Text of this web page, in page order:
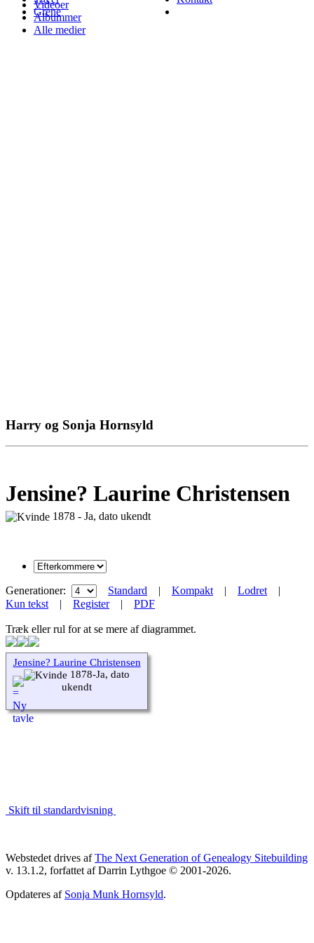
Videoer
Albummer
Alle medier
Grene
Harry og Sonja Hornsyld
Jensine? Laurine Christensen
1878 - Ja, dato ukendt
Generationer: Standard | Kompakt | Lodret |
Kun tekst | Register| PDF
Træk eller rul for at se mere af diagrammet.
Jensine? Laurine Christensen
1878-Ja, dato
ukendt
Skift til standardvisning
Webstedet drives afThe Next Generation of Genealogy Sitebuilding
v. 13.1.2, forfattet af Darrin Lythgoe © 2001-2026.
Opdateres af Sonja Munk Hornsyld.